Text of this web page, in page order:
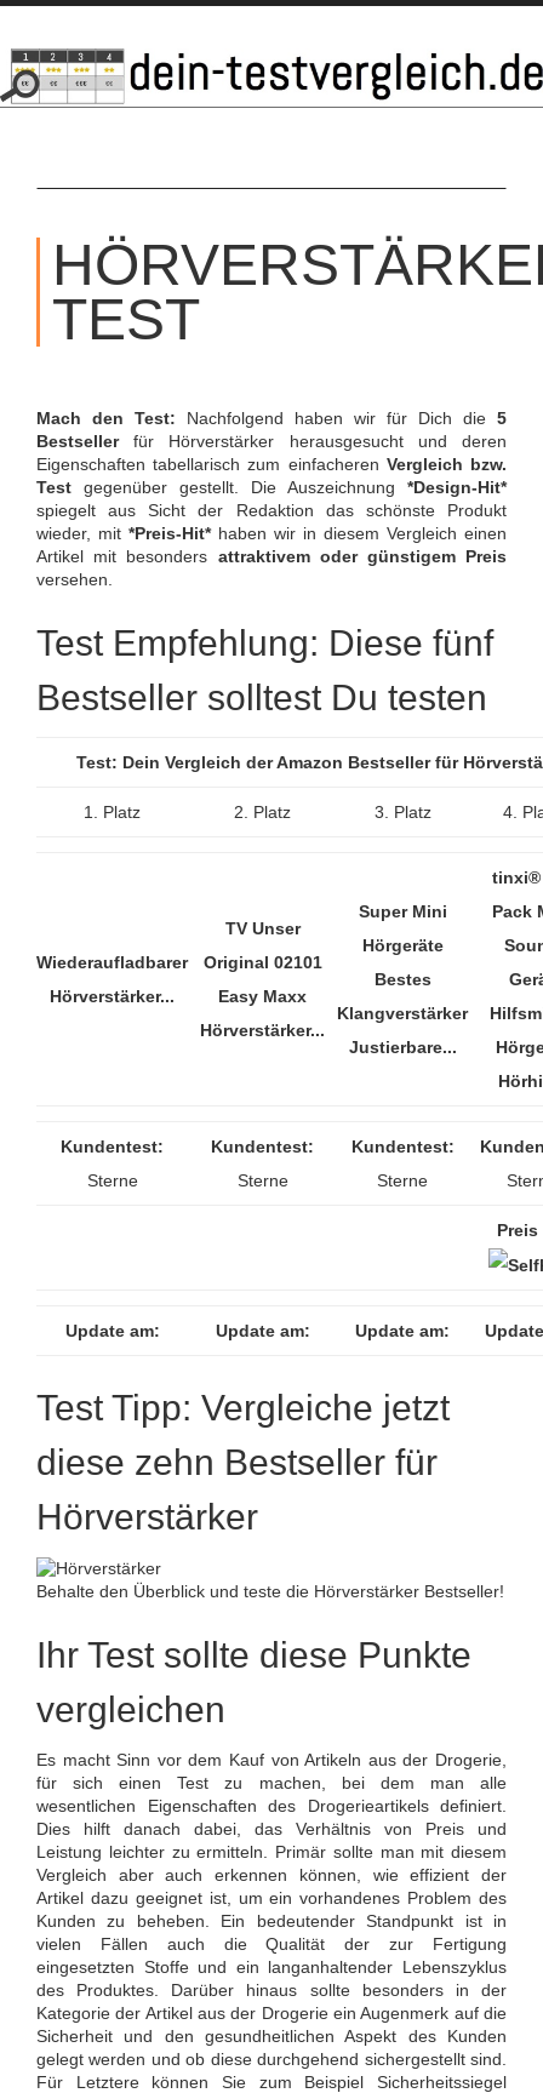
SKIP
CONTENT
TEST
Mach den Test: Nachfolgend haben wir für Dich die 5
Bestsellerfür Hörverstärker herausgesucht und deren
Eigenschaften tabellarisch zum einfacheren Vergleich bzw.
Test gegenüber gestellt. Die Auszeichnung *Design-Hit*
spiegelt aus Sicht der Redaktion das schönste Produkt
wieder, mit *Preis-Hit*haben wir in diesem Vergleich einen
Artikel mit besonders attraktivem oder günstigem Preis
versehen.
Test Empfehlung: Diese fünf
Bestseller solltest Du testen
Test: Dein Vergleich der Amazon Bestseller für
1. Platz 2. Platz 3. Platz 4.
Wiederaufladbarer
Hörverstärker...
TV Unser
Original 02101
Easy Maxx
Hörverstärker...
Super Mini
Hörgeräte
Bestes
Klangverstärker
Justierbare...
tinxi®
Pack
Kundentest:
Sterne
Kundentest:
Sterne
Kundentest:
Sterne
Preis
Update am: Update am: Update am:
Test Tipp: Vergleiche jetzt
diese zehn Bestseller für
Hörverstärker
Behalte den Überblick und teste die Hörverstärker Bestseller!
Ihr Test sollte diese Punkte
vergleichen
Es macht Sinn vor dem Kauf von Artikeln aus der Drogerie,
für sich einen Test zu machen, bei dem man alle
wesentlichen Eigenschaften des Drogerieartikels definiert.
Dies hilft danach dabei, das Verhältnis von Preis und
Leistung leichter zu ermitteln. Primär sollte man mit diesem
Vergleich aber auch erkennen können, wie effizient der
Artikel dazu geeignet ist, um ein vorhandenes Problem des
Kunden zu beheben. Ein bedeutender Standpunkt ist in
vielen Fällen auch die Qualität der zur Fertigung
eingesetzten Stoffe und ein langanhaltender Lebenszyklus
des Produktes. Darüber hinaus sollte besonders in der
Kategorie der Artikel aus der Drogerie ein Augenmerk auf die
Sicherheit und den gesundheitlichen Aspekt des Kunden
gelegt werden und ob diese durchgehend sichergestellt sind.
Für Letztere können Sie zum Beispiel Sicherheitssiegel